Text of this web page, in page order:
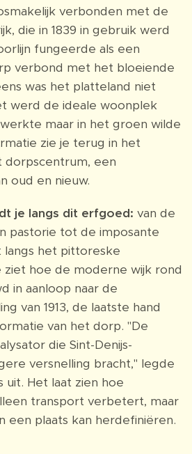
verbonden met de
die in 1839 in gebruik werd
fungeerde als een
verbond met het bloeiende
was het platteland niet
werd de ideale woonplek
maar in het groen wilde
zie je terug in het
dorpscentrum, een
oud en nieuw.
je langs dit erfgoed: van de
pastorie tot de imposante
langs het pittoreske
ziet hoe de moderne wijk rond
in aanloop naar de
van 1913, de laatste hand
van het dorp. "De
die Sint-Denijs-
versnelling bracht," legde
uit. Het laat zien hoe
transport verbetert, maar
een plaats kan herdefiniëren.